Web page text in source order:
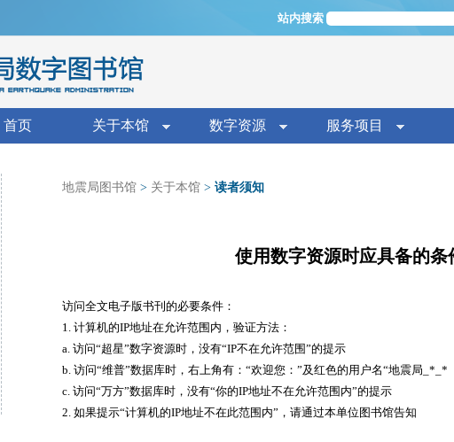
Jump to navigation
搜索表单
站内搜索
首页 关于本馆 数字资源 服务项目
地震局图书馆 > 关于本馆 > 读者须知
使用数字资源时应具备的条
访问全文电子版书刊的必要条件：
1. 计算机的IP地址在允许范围内，验证方法：
a. 访问“超星”数字资源时，没有“IP不在允许范围”的提示
b. 访问“维普”数据库时，右上角有：“欢迎您：”及红色的用户名“地震局_*_*
c. 访问“万方”数据库时，没有“你的IP地址不在允许范围内”的提示
2. 如果提示“计算机的IP地址不在此范围内”，请通过本单位图书馆告知